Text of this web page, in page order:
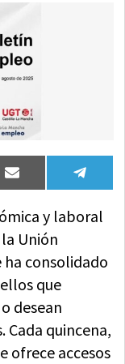
Compartir
en
Email
en
y laboral
Unión
ha consolidado
que
desean
Cada quincena,
ofrece accesos